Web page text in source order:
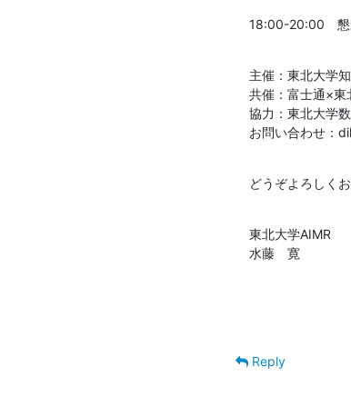
18:00-20:00　
主催：東北大学
共催：富士通×東
協力：東北大学
お問い合わせ：
どうぞよろしく
東北大学AIMR
水藤　寛
Reply